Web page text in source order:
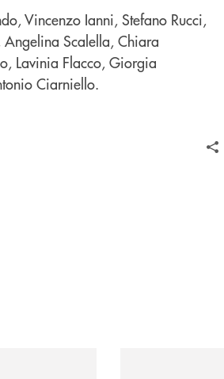
Vincenzo Ianni, Stefano Rucci,
Scalella, Chiara
Lavinia Flacco, Giorgia
Ciarniello.